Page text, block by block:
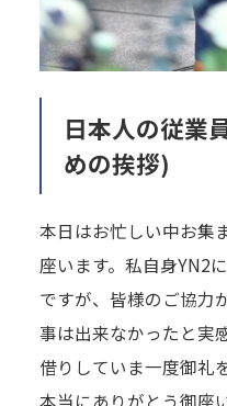
日本人の従業
めの挨拶)
本日はお忙しい中お集
座います。私自身YN2
ですが、皆様のご協力
事は出来なかったと実
借りしていま一度御礼
本当にありがとう御座